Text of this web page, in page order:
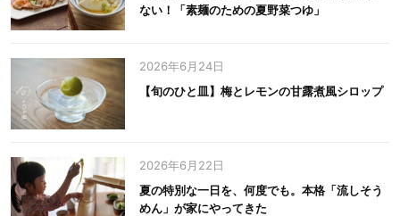
ない！「素麺のための夏野菜つゆ」
2026年6月24日
【旬のひと皿】梅とレモンの甘露煮風シロップ
2026年6月22日
夏の特別な一日を、何度でも。本格「流しそう
めん」が家にやってきた